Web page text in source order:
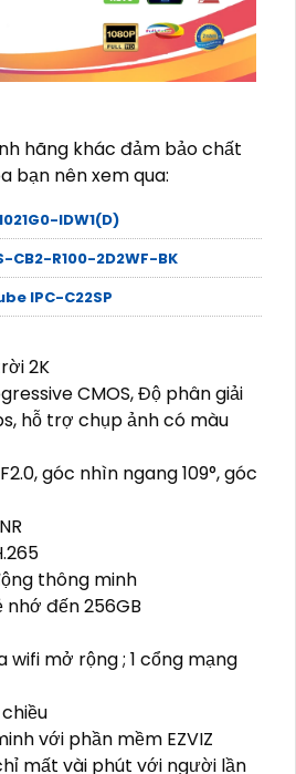
hãng khác đảm bảo chất
bạn nên xem qua:
IDW1(D)
CB2-R100-2D2WF-BK
IPC-C22SP
2K
CMOS, Độ phân giải
hỗ trợ chụp ảnh có màu
góc nhìn ngang 109°, góc
thông minh
đến 256GB
wifi mở rộng ; 1 cổng mạng
với phần mềm EZVIZ
mất vài phút với người lần